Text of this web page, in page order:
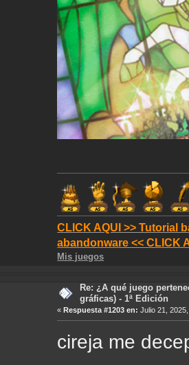
CLICK AQUI >> Tutorial
abandonware << CLICK
Mis juegos
Re: ¿A qué juego
gráficas) - 1ª Edición
«Respuesta #1203 en: Julio 21,
cireja me